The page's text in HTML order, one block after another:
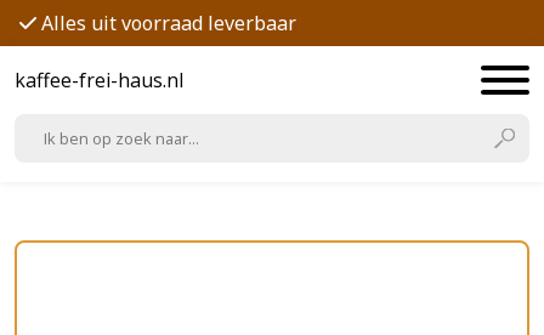
Alles uit voorraad leverbaar
kaffee-frei-haus.nl